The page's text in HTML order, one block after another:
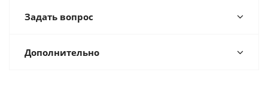
Задать вопрос
Дополнительно